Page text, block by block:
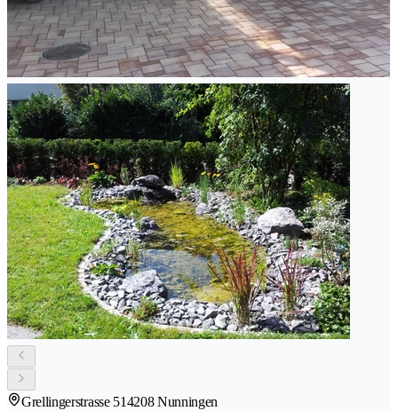
Grellingerstrasse 514208 Nunningen